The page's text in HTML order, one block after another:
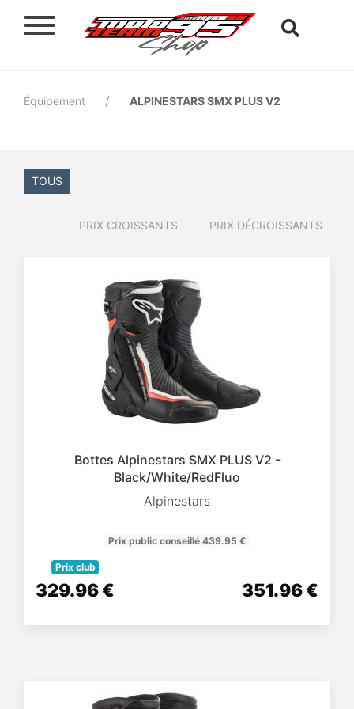
Équipement ALPINESTARS SMX PLUS V2
TOUS
PRIX CROISSANTS PRIX DÉCROISSANTS
Bottes Alpinestars SMX PLUS V2 -
Black/White/RedFluo
Alpinestars
Prix public conseillé 439.95 €
Prix club
329.96 € 351.96 €